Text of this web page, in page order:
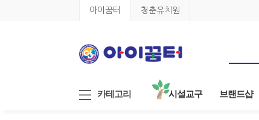
아이꿈터 청춘유치원
카테고리 시설교구 브랜드샵